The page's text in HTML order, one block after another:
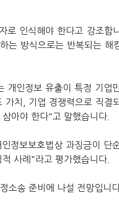
인식해야 한다고 강조합
는 방식으로는 반복되는 해
개인정보 유출이 특정 기업
치, 기업 경쟁력으로 직결
아야 한다"고 말했습니다.
정보보호법상 과징금이 단
사례"라고 평가했습니다.
소송 준비에 나설 전망입니